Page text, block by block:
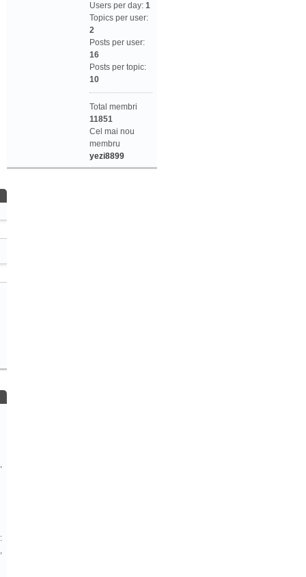
Users per day: 1
Topics per user:
2
Posts per user:
16
Posts per topic:
10
Total membri
11851
Cel mai nou
membru
yezi8899
,